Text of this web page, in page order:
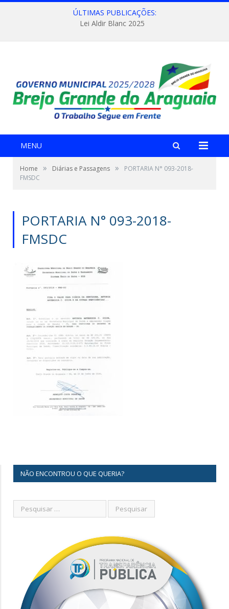
ÚLTIMAS PUBLICAÇÕES:
Lei Aldir Blanc 2025
MENU
Home » Diárias e Passagens »
PORTARIA N° 093-2018-
FMSDC
PORTARIA N° 093-2018-
FMSDC
NÃO ENCONTROU O QUE QUERIA?